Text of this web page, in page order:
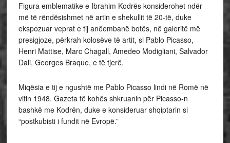
Figura emblematike e Ibrahim Kodrës konsiderohet ndër
më të rëndësishmet në artin e shekullit të 20-të, duke
ekspozuar veprat e tij anëembanë botës, në galeritë më
presigjoze, përkrah kolosëve të artit, si Pablo Picasso,
Henri Mattise, Marc Chagall, Amedeo Modigliani, Salvador
Dali, Georges Braque, e të tjerë.
Miqësia e tij e ngushtë me Pablo Picasso lindi në Romë në
vitin 1948. Gazeta të kohës shkruanin për Picasso-n
bashkë me Kodrën, duke e konsideruar shqiptarin si
“postkubisti i fundit në Evropë.”